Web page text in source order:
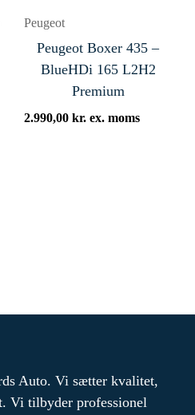
Peugeot
Peugeot Boxer 435 –
BlueHDi 165 L2H2
Premium
2.990,00 kr. ex. moms
Auto. Vi sætter kvalitet,
Vi tilbyder professionel